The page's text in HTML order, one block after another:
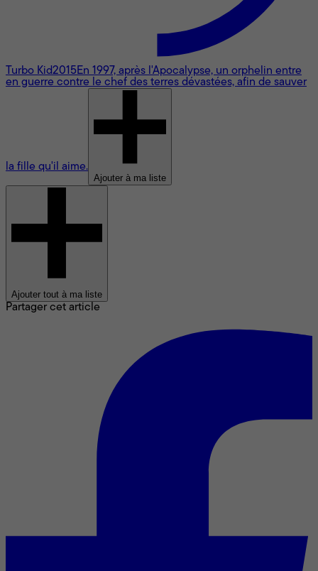
Turbo Kid2015En 1997, après l'Apocalypse, un orphelin entre
en guerre contre le chef des terres dévastées, afin de sauver
la fille qu'il aime.
Ajouter à ma liste
Ajouter tout à ma liste
Partager cet article